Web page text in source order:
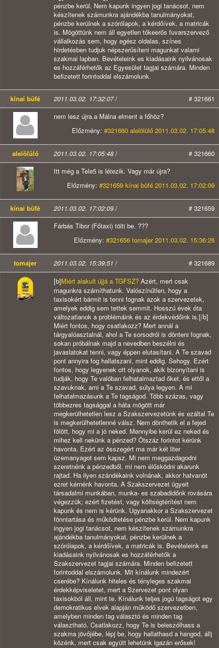
pénzbe kerül. Nem kapunk ingyen jogi tanácsot, nem
készítenek számunkra ajándékba tanulmányokat,
pénzbe kerülnek a szórólapok, a kérdőívek, a matricák
is. Mögöttünk nem áll egyetlen tőkeerős fuvarszervező
vállalkozás sem, hogy egész oldalas, színes
hirdetésben tudjuk népszerűsíteni magunkat valami
szakmai lapban. Bevételeink es kiadásaink nyilvánosak
es hozzáférhetők az Egyesület tagjai számára. Minden
befizetett forintoddal elszámolunk.
kínai büfé 2011.03.02. 17:32:07/
# 321661
nem lesz újra.a Málna elment a főhöz?
Előzmény: #321660 alelölülő 2011.03.02. 17:05:48
alelölülő 2011.03.02. 17:05:48 /
# 321660
Itt még a Tele5 is létezik. Vagy már újra?
Előzmény: #321659 kínai büfé 2011.03.02. 17:02:09
kínai büfé 2011.03.02. 17:02:09 /
# 321659
Fárbás Tibor (Főtaxi) tölti be. ???
Előzmény: #321656 tomajer 2011.03.02. 15:36:26
tomajer 2011.03.02. 15:39:51 /
# 321689
[b]Miért alakult újjá a TGFSZ? Azért, mert csak
magunkra számíthatunk. Valószínűtlen, hogy a
taxisokért bármit is tenni fognak azok a szervezetek,
amelyek eddig sem tettek semmit. Hosszú évek óta
változatlanok a problémáink és az érdekvédőink is.[/b]
Miért fontos, hogy csatlakozz? Mert annál a
tárgyalóasztalnál, ahol a Te sorsodról is dönteni fognak,
sokan próbálnak majd a nevedben beszélni és
javaslatokat tenni, vagy éppen elutasítani. A Te szavad
pont annyira fog hallatszani, mint eddig. Sehogy. Ezért
fontos, hogy legyenek ott olyanok, akik bizonyítani is
tudják, hogy Te valóban felhatalmaztad őket, és ettől a
szavuknak, ami a Te szavad, súlya legyen. A mi
felhatalmazásunk a Te tagságod. Több százas, vagy
többezres tagsággal a háta mögött már
megkerülhetetlen lesz a Szakszervezetünk és ezáltal Te
is megkerülhetetlenné válsz. Nem dönthetik el a fejed
fölött, hogy mi a jó neked. Mennyibe kerül ez neked és
mihez kell nekünk a pénzed? Ötszáz forintot kérünk
havonta. Ezért az összegért ma már két liter
üzemanyagot sem kapsz. Mi nem meggazdagodni
szeretnénk a pénzedből, mi nem élősködni akarunk
rajtad. Ha ilyen szándékaink volnának, akkor hatvanöt
ezret kérnénk havonta. A Szakszervezet ügyeit
társadalmi munkában, munka- es szabadidőnk rovására
végezzük; ezért fizetést, vagy költségtérítést nem
kapunk és nem is kérünk. Ugyanakkor a Szakszervezet
fönntartása és működtetése pénzbe kerül. Nem kapunk
ingyen jogi tanácsot, nem készítenek számunkra
ajándékba tanulmányokat, pénzbe kerülnek a
szórólapok, a kérdőívek, a matricák is. Bevételeink es
kiadásaink nyilvánosak es hozzáférhetők a
Szakszervezet tagjai számára. Minden befizetett
forintoddal elszámolunk. Mit kínálunk mindezért
cserébe? Kínálunk hiteles és tényleges szakmai
érdekképviseletet, mert a Szervezet pont olyan
taxisokból áll, mint te. Kínálunk teljes jogú tagságot egy
demokratikus elvek alapján működő szervezetben,
amelyben minden tag választó és minden tag
választható. Csatlakozz, hogy Te is beleszólhass a
szakma jövőjébe, lépj be, hogy hallathasd a hangod, állj
közénk, mert csak együtt lehetünk igazán erősek!